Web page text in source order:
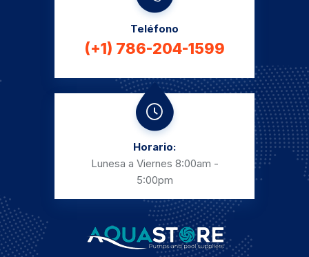
Teléfono
(+1) 786-204-1599
Horario:
Lunesa a Viernes 8:00am -
5:00pm